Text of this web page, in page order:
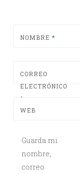
NOMBRE *
CORREO
ELECTRÓNICO
*
WEB
Guarda mi
nombre,
correo